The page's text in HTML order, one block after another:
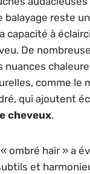
balayage reste
capacité à
De
nuances
comme le
qui ajoutent
cheveux.
ombré hair » a
et